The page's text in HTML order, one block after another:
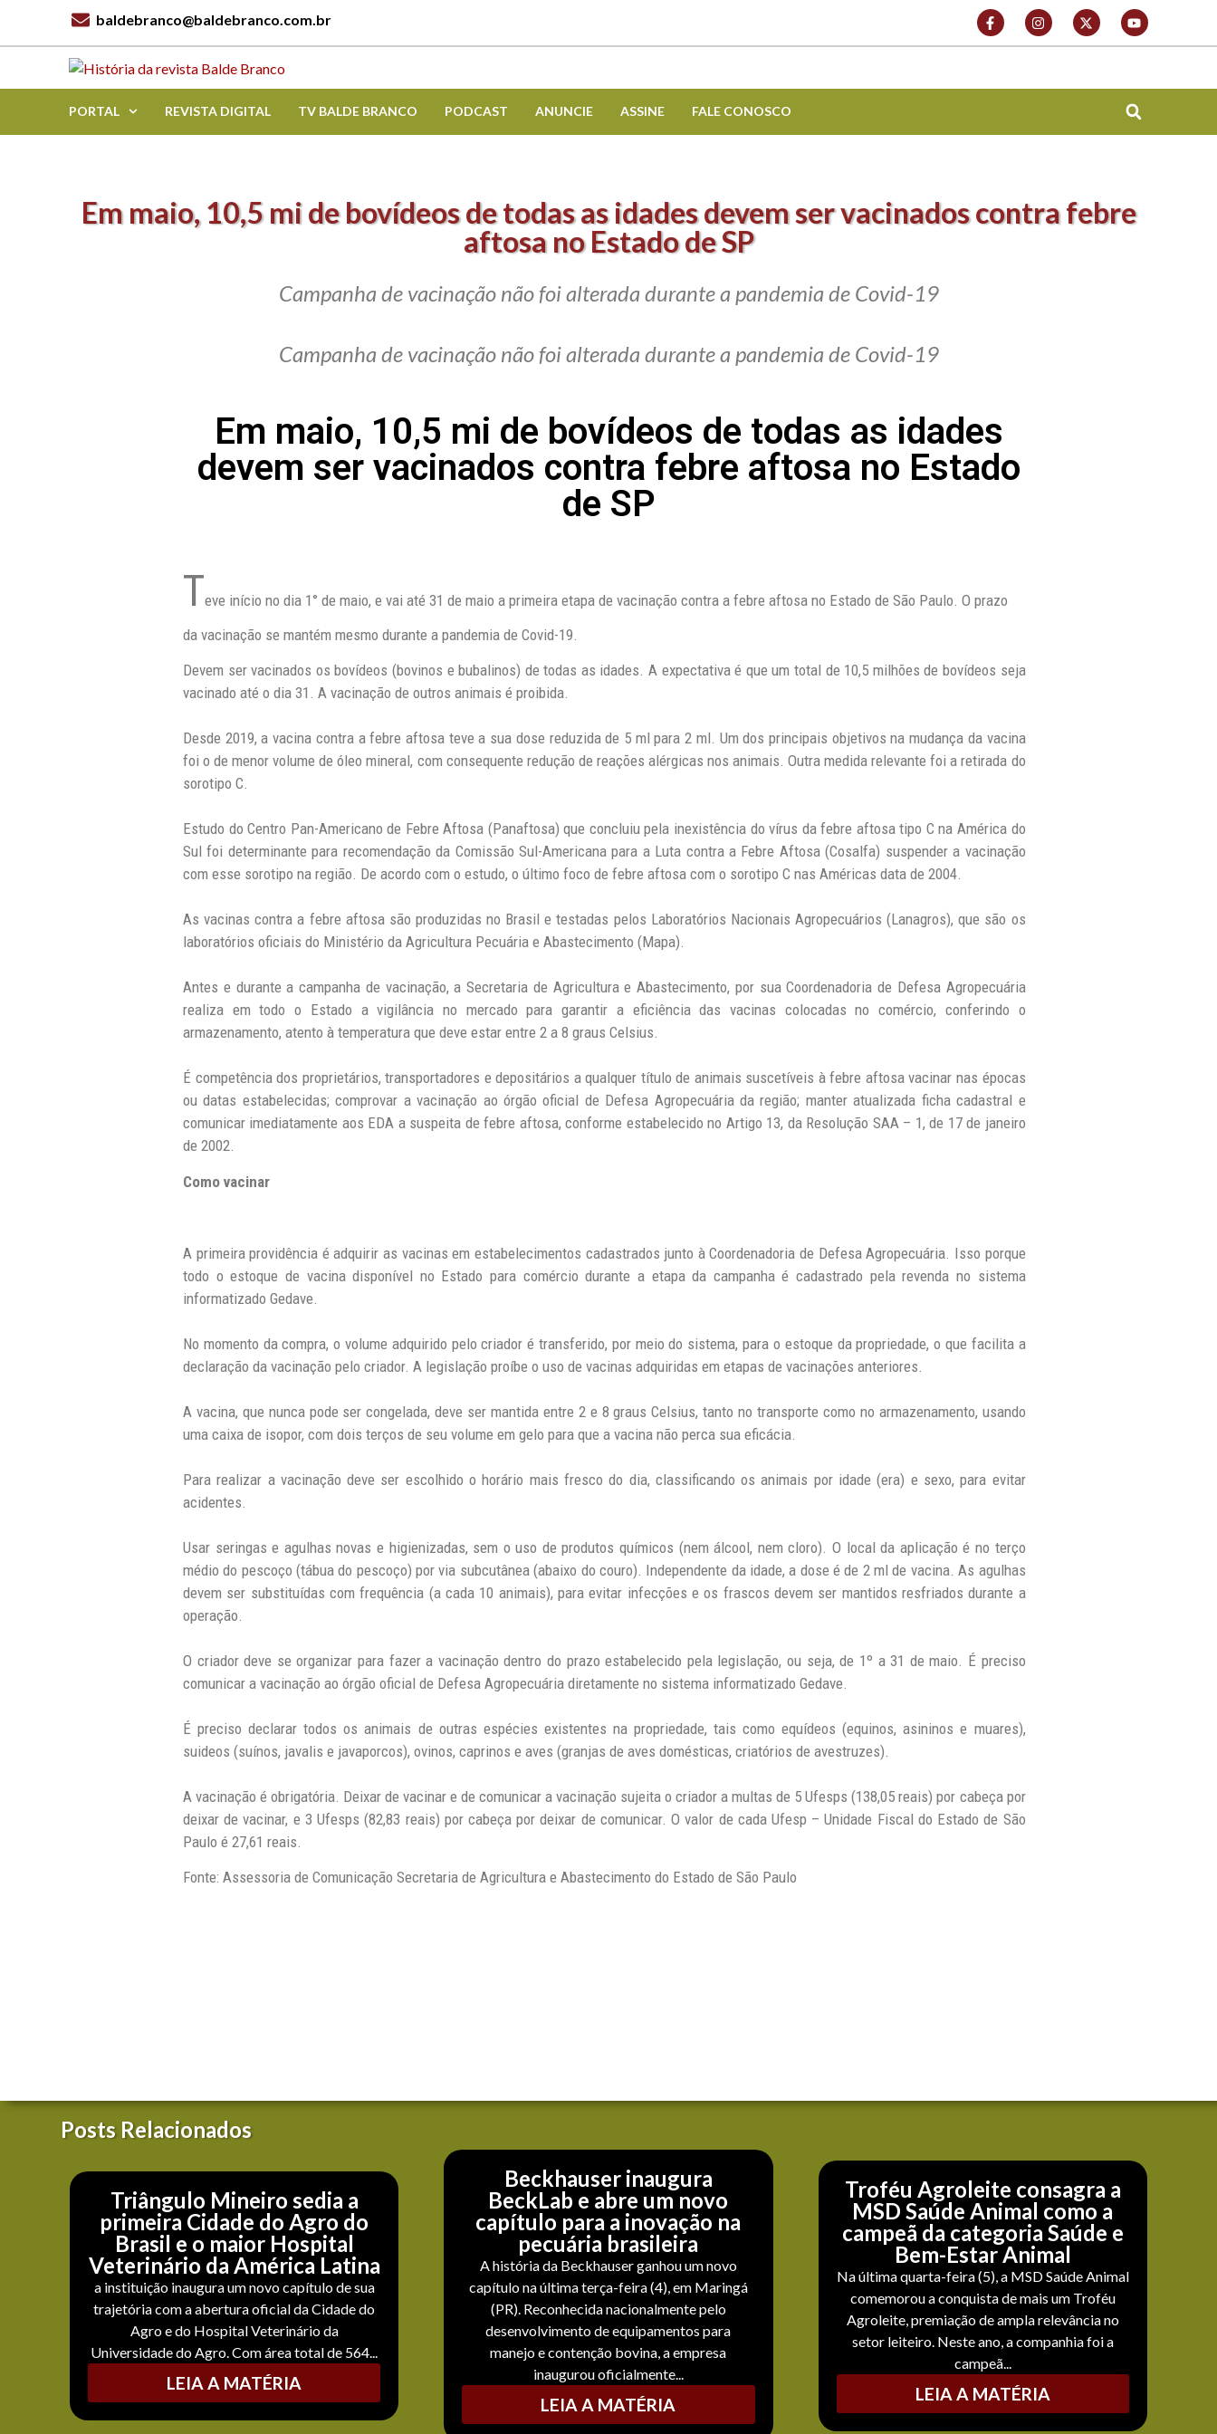
baldebranco@baldebranco.com.br
PORTAL REVISTA DIGITAL TV BALDE BRANCO PODCAST ANUNCIE ASSINE FALE CONOSCO
Em maio, 10,5 mi de bovídeos de todas as idades devem ser vacinados contra febre
aftosa no Estado de SP
Campanha de vacinação não foi alterada durante a pandemia de Covid-19
Campanha de vacinação não foi alterada durante a pandemia de Covid-19
Em maio, 10,5 mi de bovídeos de todas as idades
devem ser vacinados contra febre aftosa no Estado
de SP
Teve início no dia 1° de maio, e vai até 31 de maio a primeira etapa de vacinação contra a febre aftosa no Estado de São Paulo. O prazo
da vacinação se mantém mesmo durante a pandemia de Covid-19.
Devem ser vacinados os bovídeos (bovinos e bubalinos) de todas as idades. A expectativa é que um total de 10,5 milhões de bovídeos seja
vacinado até o dia 31. A vacinação de outros animais é proibida.
Desde 2019, a vacina contra a febre aftosa teve a sua dose reduzida de 5 ml para 2 ml. Um dos principais objetivos na mudança da vacina
foi o de menor volume de óleo mineral, com consequente redução de reações alérgicas nos animais. Outra medida relevante foi a retirada do
sorotipo C.
Estudo do Centro Pan-Americano de Febre Aftosa (Panaftosa) que concluiu pela inexistência do vírus da febre aftosa tipo C na América do
Sul foi determinante para recomendação da Comissão Sul-Americana para a Luta contra a Febre Aftosa (Cosalfa) suspender a vacinação
com esse sorotipo na região. De acordo com o estudo, o último foco de febre aftosa com o sorotipo C nas Américas data de 2004.
As vacinas contra a febre aftosa são produzidas no Brasil e testadas pelos Laboratórios Nacionais Agropecuários (Lanagros), que são os
laboratórios oficiais do Ministério da Agricultura Pecuária e Abastecimento (Mapa).
Antes e durante a campanha de vacinação, a Secretaria de Agricultura e Abastecimento, por sua Coordenadoria de Defesa Agropecuária
realiza em todo o Estado a vigilância no mercado para garantir a eficiência das vacinas colocadas no comércio, conferindo o
armazenamento, atento à temperatura que deve estar entre 2 a 8 graus Celsius.
É competência dos proprietários, transportadores e depositários a qualquer título de animais suscetíveis à febre aftosa vacinar nas épocas
ou datas estabelecidas; comprovar a vacinação ao órgão oficial de Defesa Agropecuária da região; manter atualizada ficha cadastral e
comunicar imediatamente aos EDA a suspeita de febre aftosa, conforme estabelecido no Artigo 13, da Resolução SAA – 1, de 17 de janeiro
de 2002.
Como vacinar
A primeira providência é adquirir as vacinas em estabelecimentos cadastrados junto à Coordenadoria de Defesa Agropecuária. Isso porque
todo o estoque de vacina disponível no Estado para comércio durante a etapa da campanha é cadastrado pela revenda no sistema
informatizado Gedave.
No momento da compra, o volume adquirido pelo criador é transferido, por meio do sistema, para o estoque da propriedade, o que facilita a
declaração da vacinação pelo criador. A legislação proíbe o uso de vacinas adquiridas em etapas de vacinações anteriores.
A vacina, que nunca pode ser congelada, deve ser mantida entre 2 e 8 graus Celsius, tanto no transporte como no armazenamento, usando
uma caixa de isopor, com dois terços de seu volume em gelo para que a vacina não perca sua eficácia.
Para realizar a vacinação deve ser escolhido o horário mais fresco do dia, classificando os animais por idade (era) e sexo, para evitar
acidentes.
Usar seringas e agulhas novas e higienizadas, sem o uso de produtos químicos (nem álcool, nem cloro). O local da aplicação é no terço
médio do pescoço (tábua do pescoço) por via subcutânea (abaixo do couro). Independente da idade, a dose é de 2 ml de vacina. As agulhas
devem ser substituídas com frequência (a cada 10 animais), para evitar infecções e os frascos devem ser mantidos resfriados durante a
operação.
O criador deve se organizar para fazer a vacinação dentro do prazo estabelecido pela legislação, ou seja, de 1º a 31 de maio. É preciso
comunicar a vacinação ao órgão oficial de Defesa Agropecuária diretamente no sistema informatizado Gedave.
É preciso declarar todos os animais de outras espécies existentes na propriedade, tais como equídeos (equinos, asininos e muares),
suideos (suínos, javalis e javaporcos), ovinos, caprinos e aves (granjas de aves domésticas, criatórios de avestruzes).
A vacinação é obrigatória. Deixar de vacinar e de comunicar a vacinação sujeita o criador a multas de 5 Ufesps (138,05 reais) por cabeça por
deixar de vacinar, e 3 Ufesps (82,83 reais) por cabeça por deixar de comunicar. O valor de cada Ufesp – Unidade Fiscal do Estado de São
Paulo é 27,61 reais.
Fonte: Assessoria de Comunicação Secretaria de Agricultura e Abastecimento do Estado de São Paulo
Posts Relacionados
Triângulo Mineiro sedia a
primeira Cidade do Agro do
Brasil e o maior Hospital
Veterinário da América Latina
a instituição inaugura um novo capítulo de sua
trajetória com a abertura oficial da Cidade do
Agro e do Hospital Veterinário da
Universidade do Agro. Com área total de 564...
LEIA A MATÉRIA
Beckhauser inaugura
BeckLab e abre um novo
capítulo para a inovação na
pecuária brasileira
A história da Beckhauser ganhou um novo
capítulo na última terça-feira (4), em Maringá
(PR). Reconhecida nacionalmente pelo
desenvolvimento de equipamentos para
manejo e contenção bovina, a empresa
inaugurou oficialmente...
LEIA A MATÉRIA
Troféu Agroleite consagra a
MSD Saúde Animal como a
campeã da categoria Saúde e
Bem-Estar Animal
Na última quarta-feira (5), a MSD Saúde Animal
comemorou a conquista de mais um Troféu
Agroleite, premiação de ampla relevância no
setor leiteiro. Neste ano, a companhia foi a
campeã...
LEIA A MATÉRIA